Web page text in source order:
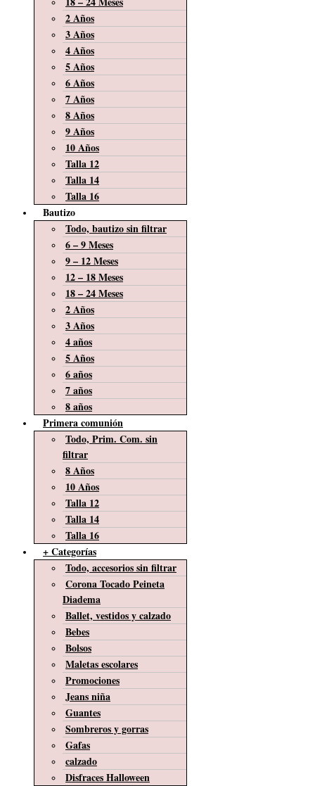
2 Años
3 Años
4 Años
5 Años
6 Años
7 Años
8 Años
9 Años
10 Años
Talla 12
Talla 14
Talla 16
Bautizo
Todo, bautizo sin filtrar
6 – 9 Meses
9 – 12 Meses
12 – 18 Meses
18 – 24 Meses
2 Años
3 Años
4 años
5 Años
6 años
7 años
8 años
Primera comunión
Todo, Prim. Com. sin
filtrar
8 Años
10 Años
Talla 12
Talla 14
Talla 16
+ Categorías
Todo, accesorios sin filtrar
Corona Tocado Peineta
Diadema
Ballet, vestidos y calzado
Bebes
Bolsos
Maletas escolares
Promociones
Jeans niña
Guantes
Sombreros y gorras
Gafas
calzado
Disfraces Halloween